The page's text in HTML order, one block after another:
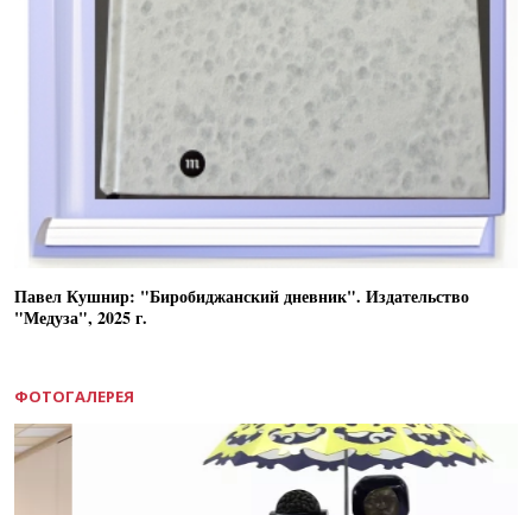
Павел Кушнир: "Биробиджанский дневник". Издательство
"Медуза", 2025 г.
ФОТОГАЛЕРЕЯ